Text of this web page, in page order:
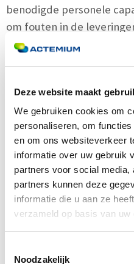
Deze website maakt
We gebruiken cookies om
personaliseren, om
en om ons websiteverkeer
informatie over uw gebruik
partners voor social
partners kunnen deze
informatie die u aan ze
verzameld op basis van
Noodzakelijk
benodigde personele
om fouten in de
Wij hebben de efficiency
verdubbeld met